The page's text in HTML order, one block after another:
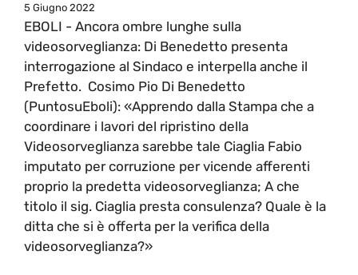
5 Giugno 2022
EBOLI - Ancora ombre lunghe sulla
videosorveglianza: Di Benedetto presenta
interrogazione al Sindaco e interpella anche il
Prefetto. Cosimo Pio Di Benedetto
(PuntosuEboli): «Apprendo dalla Stampa che a
coordinare i lavori del ripristino della
Videosorveglianza sarebbe tale Ciaglia Fabio
imputato per corruzione per vicende afferenti
proprio la predetta videosorveglianza; A che
titolo il sig. Ciaglia presta consulenza? Quale è la
ditta che si è offerta per la verifica della
videosorveglianza?»